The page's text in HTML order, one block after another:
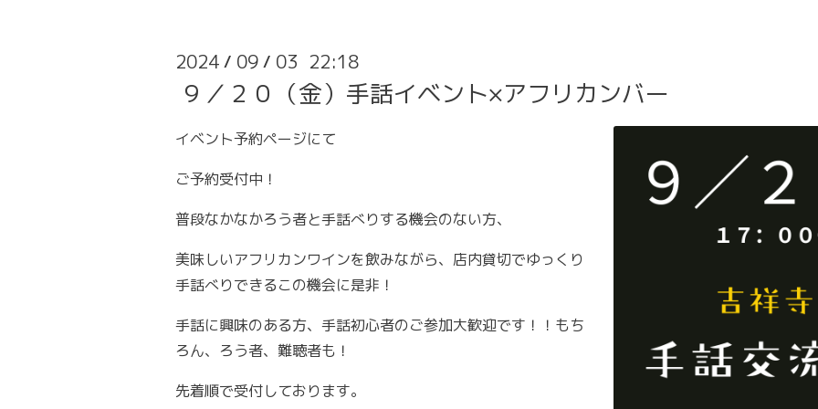
2024 / 09 / 03 22:18
９／２０（金）手話イベント×アフリカンバー
イベント予約ページにて
ご予約受付中！
普段なかなかろう者と手話べりする機会のない方、
美味しいアフリカンワインを飲みながら、店内貸切でゆっくり
手話べりできるこの機会に是非！
手話に興味のある方、手話初心者のご参加大歓迎です！！もち
ろん、ろう者、難聴者も！
先着順で受付しております。